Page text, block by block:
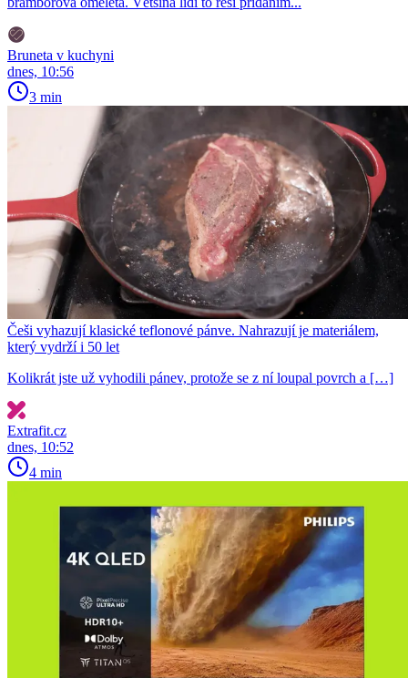
Bruneta v kuchyni
dnes, 10:56
3 min
Češi vyhazují klasické teflonové pánve. Nahrazují je materiálem,
který vydrží i 50 let
Kolikrát jste už vyhodili pánev, protože se z ní loupal povrch a […]
Extrafit.cz
dnes, 10:52
4 min